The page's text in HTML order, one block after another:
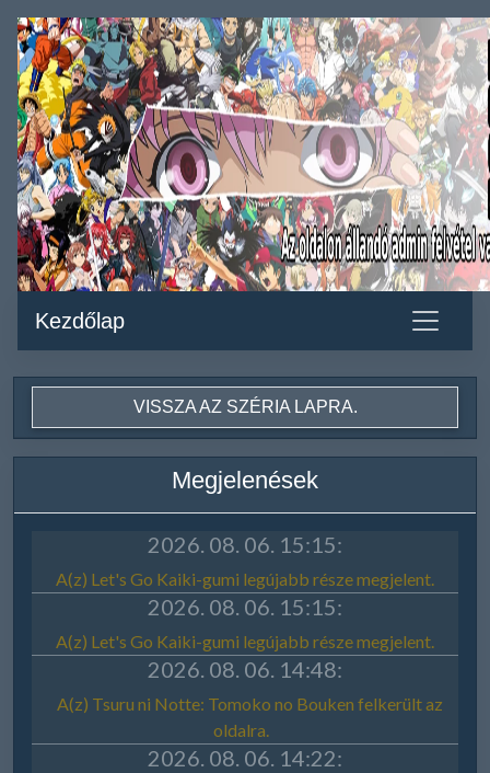
Kezdőlap
VISSZA AZ SZÉRIA LAPRA.
Megjelenések